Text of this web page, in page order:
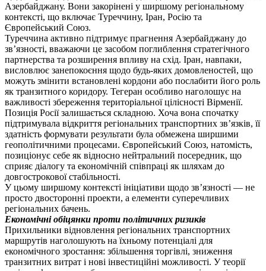
Азербайджану. Вони закорінені у ширшому регіональному
контексті, що включає Туреччину, Іран, Росію та
Європейський Союз.
Туреччина активно підтримує прагнення Азербайджану до
зв’язності, вважаючи це засобом поглиблення стратегічного
партнерства та розширення впливу на схід. Іран, навпаки,
висловлює занепокоєння щодо будь-яких домовленостей, що
можуть змінити встановлені кордони або послабити його роль
як транзитного коридору. Тегеран особливо наголошує на
важливості збереження територіальної цілісності Вірменії.
Позиція Росії залишається складною. Хоча вона спочатку
підтримувала відкриття регіональних транспортних зв’язків, її
здатність формувати результати була обмежена ширшими
геополітичними процесами. Європейський Союз, натомість,
позиціонує себе як відносно нейтральний посередник, що
сприяє діалогу та економічній співпраці як шляхам до
довгострокової стабільності.
У цьому ширшому контексті ініціативи щодо зв’язності — не
просто двосторонні проекти, а елементи суперечливих
регіональних бачень.
Економічні обіцянки проти політичних ризиків
Прихильники відновлення регіональних транспортних
маршрутів наголошують на їхньому потенціалі для
економічного зростання: збільшення торгівлі, зниження
транзитних витрат і нові інвестиційні можливості. У теорії